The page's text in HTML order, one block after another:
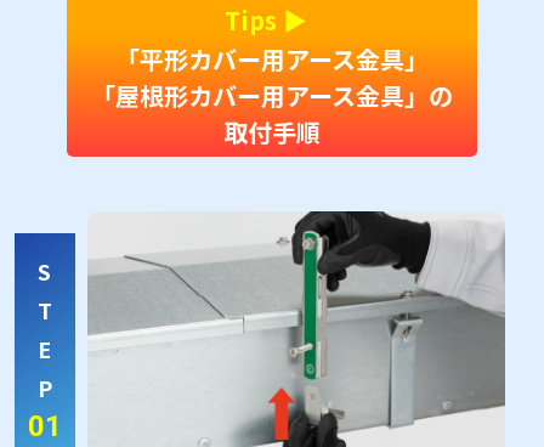
Tips ▶︎
「平形カバー用アース金具」
「屋根形カバー用アース金具」の
取付手順
S
T
E
P
01